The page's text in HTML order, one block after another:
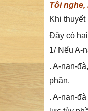
Tôi
Khi
Đây có
1/ Nếu A-
. A-nan-
phần.
. A-nan-